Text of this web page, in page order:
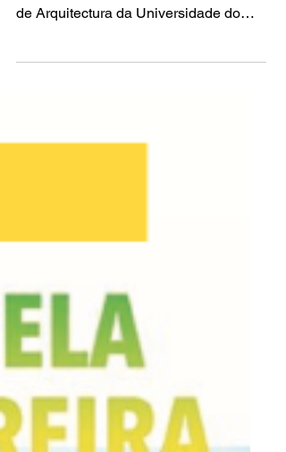
A Muralha - Associação de Guimarães